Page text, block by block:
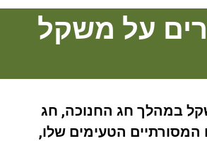
על משקל
במהלך חג החנוכה, חג
המסורתיים הטעימים שלו,